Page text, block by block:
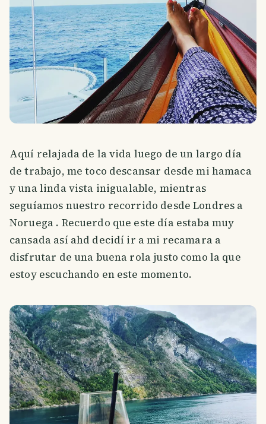
Aquí relajada de la vida luego de un largo día
de trabajo, me toco descansar desde mi hamaca
y una linda vista inigualable, mientras
seguíamos nuestro recorrido desde Londres a
Noruega . Recuerdo que este día estaba muy
cansada así ahd decidí ir a mi recamara a
disfrutar de una buena rola justo como la que
estoy escuchando en este momento.